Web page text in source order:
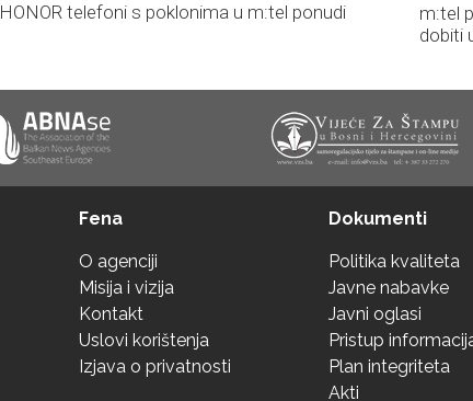
HONOR telefoni s poklonima u m:tel ponudi
m:tel
dobiti
Fena
O agenciji
Misija i vizija
Kontakt
Uslovi korištenja
Izjava o privatnosti
Dokumenti
Politika kvaliteta
Javne nabavke
Javni oglasi
Pristup
Plan integriteta
Akti